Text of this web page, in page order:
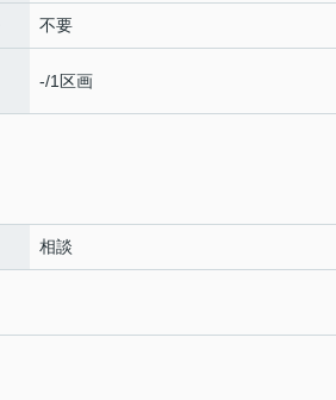
不要
-/1区画
相談